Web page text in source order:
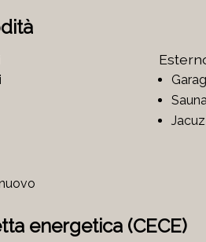
energetica (CECE)